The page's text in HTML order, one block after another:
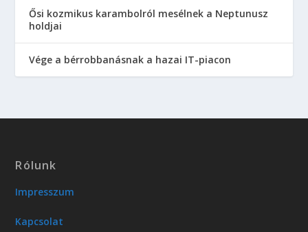
Ősi kozmikus karambolról mesélnek a Neptunusz
holdjai
Vége a bérrobbanásnak a hazai IT-piacon
Rólunk
Impresszum
Kapcsolat